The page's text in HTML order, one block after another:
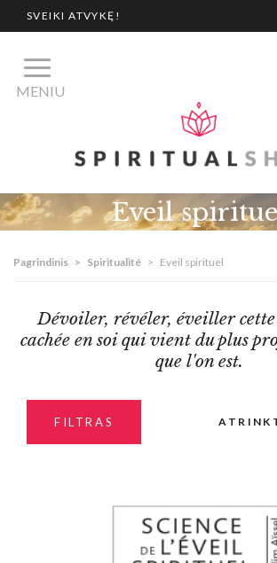
SVEIKI ATVYKĘ!
MENIU
Eveil
Pagrindinis > Spiritualité > Eveil spirituel
Dévoiler, révéler, éveiller
cachée en soi qui vient du plus
que l'on est.
FILTRAS